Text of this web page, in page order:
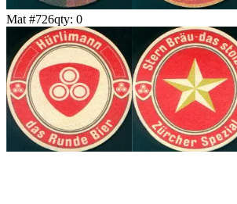
Mat #726qty: 0